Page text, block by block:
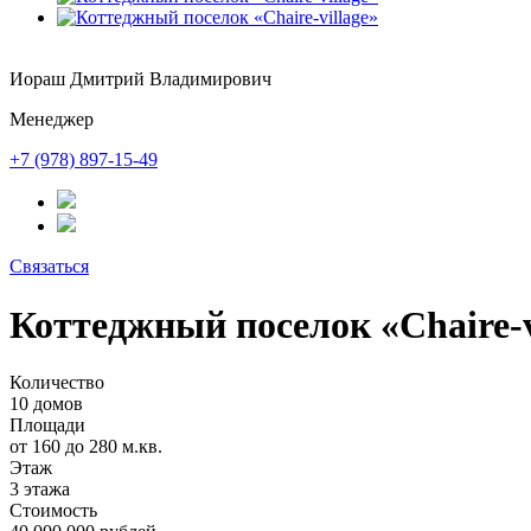
Иораш Дмитрий Владимирович
Менеджер
+7 (978) 897-15-49
Связаться
Коттеджный поселок
Количество
10 домов
Площади
от 160 до 280 м.кв.
Этаж
3 этажа
Стоимость